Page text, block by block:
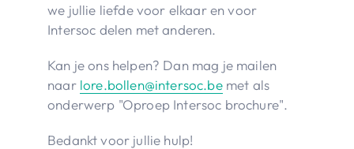
we jullie liefde voor elkaar en voor
Intersoc delen met anderen.
Kan je ons helpen? Dan mag je mailen
naar lore.bollen@intersoc.bemet als
onderwerp "Oproep Intersoc brochure".
Bedankt voor jullie hulp!